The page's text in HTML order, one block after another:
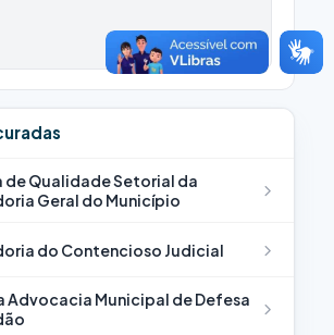
de Qualidade Setorial da
Geral do Município
do Contencioso Judicial
Advocacia Municipal de Defesa